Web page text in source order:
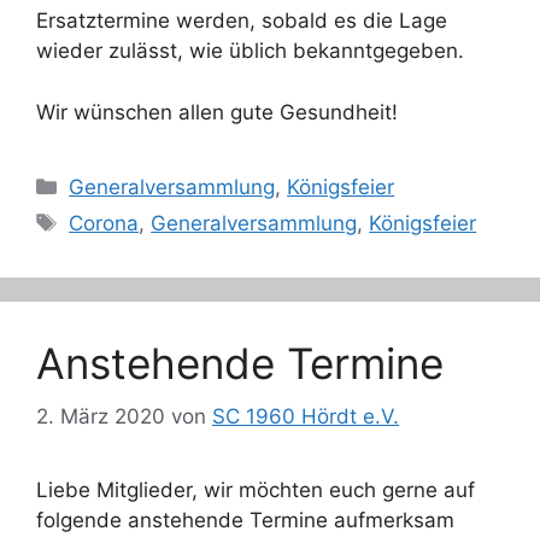
Ersatztermine werden, sobald es die Lage
wieder zulässt, wie üblich bekanntgegeben.
Wir wünschen allen gute Gesundheit!
Kategorien
Generalversammlung, Königsfeier
Schlagwörter
Corona, Generalversammlung, Königsfeier
Anstehende Termine
2. März 2020 von SC 1960 Hördt e.V.
Liebe Mitglieder, wir möchten euch gerne auf
folgende anstehende Termine aufmerksam